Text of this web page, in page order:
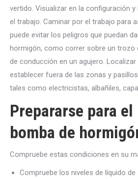
vertido. Visualizar en la configuración
el trabajo. Caminar por el trabajo para
puede evitar los peligros que puedan
hormigón, como correr sobre un trozo
de conducción en un agujero. Localizar
establecer fuera de las zonas y
tales como electricistas, albañiles,
Prepararse para el
bomba de
Compruebe estas condiciones en su
Compruebe los niveles de líquido